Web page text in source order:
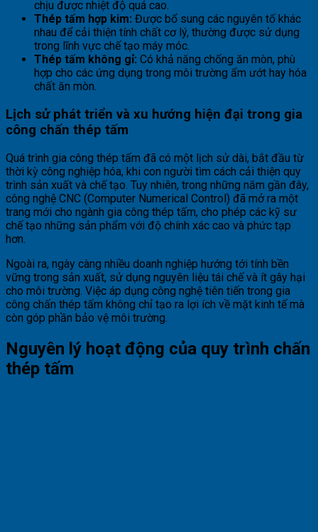
chịu được nhiệt độ quá cao.
Thép tấm hợp kim: Được bổ sung các nguyên tố khác
nhau để cải thiện tính chất cơ lý, thường được sử dụng
trong lĩnh vực chế tạo máy móc.
Thép tấm không gỉ: Có khả năng chống ăn mòn, phù
hợp cho các ứng dụng trong môi trường ẩm ướt hay hóa
chất ăn mòn.
Lịch sử phát triển và xu hướng hiện đại trong gia
công chấn thép tấm
Quá trình gia công thép tấm đã có một lịch sử dài, bắt đầu từ
thời kỳ công nghiệp hóa, khi con người tìm cách cải thiện quy
trình sản xuất và chế tạo. Tuy nhiên, trong những năm gần đây,
công nghệ CNC (Computer Numerical Control) đã mở ra một
trang mới cho ngành gia công thép tấm, cho phép các kỹ sư
chế tạo những sản phẩm với độ chính xác cao và phức tạp
hơn.
Ngoài ra, ngày càng nhiều doanh nghiệp hướng tới tính bền
vững trong sản xuất, sử dụng nguyên liệu tái chế và ít gây hại
cho môi trường. Việc áp dụng công nghệ tiên tiến trong gia
công chấn thép tấm không chỉ tạo ra lợi ích về mặt kinh tế mà
còn góp phần bảo vệ môi trường.
Nguyên lý hoạt động của quy trình chấn
thép tấm